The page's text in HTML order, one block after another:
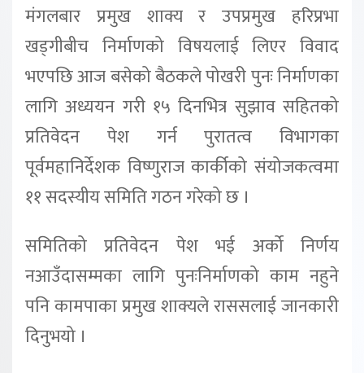
मंगलबार प्रमुख शाक्य र उपप्रमुख हरिप्रभा
खड्गीबीच निर्माणको विषयलाई लिएर विवाद
भएपछि आज बसेको बैठकले पोखरी पुनः निर्माणका
लागि अध्ययन गरी १५ दिनभित्र सुझाव सहितको
प्रतिवेदन पेश गर्न पुरातत्व विभागका
पूर्वमहानिर्देशक विष्णुराज कार्कीको संयोजकत्वमा
११ सदस्यीय समिति गठन गरेको छ ।
समितिको प्रतिवेदन पेश भई अर्को निर्णय
नआउँदासम्मका लागि पुनःनिर्माणको काम नहुने
पनि कामपाका प्रमुख शाक्यले राससलाई जानकारी
दिनुभयो ।